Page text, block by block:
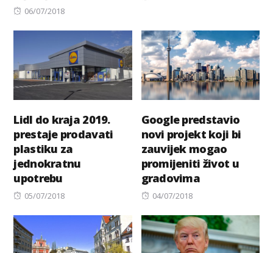
Posted
06/07/2018
Lidl do kraja 2019.
prestaje prodavati
plastiku za
jednokratnu
upotrebu
Posted
05/07/2018
Google predstavio
novi projekt koji bi
zauvijek mogao
promijeniti život u
gradovima
Posted
04/07/2018